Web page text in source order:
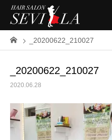
_20200622_210027
_20200622_210027
2020.06.28